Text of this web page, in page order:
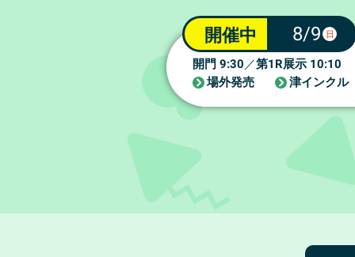
開催中 8/9 日
開門 9:30 ／第1R展示 10:10
場外発売 津インクル